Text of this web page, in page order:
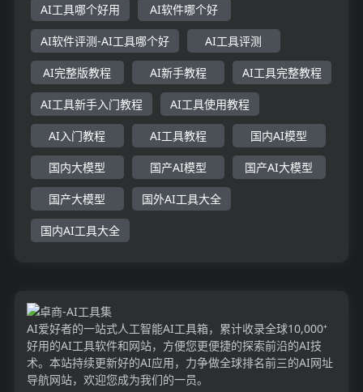
AI工具哪个好用 AI软件哪个好
AI软件评测-AI工具哪个好 AI工具评测
AI完整版教程 AI新手教程 AI工具完整教程
AI工具新手入门教程 AI工具使用教程
AI入门教程 AI工具教程 国内AI模型
国内大模型 国产AI模型 国产AI大模型
国产大模型 国外AI工具大全
国内AI工具大全
AI爱好者的一站式人工智能AI工具箱，累计收录全球10,000⁺
好用的AI工具软件和网站，方便您更便捷的探索前沿的AI技
术。本站持续更新好的AI应用，力争做全球排名前三的AI网址
导航网站，欢迎您成为我们的一员。